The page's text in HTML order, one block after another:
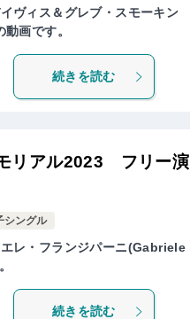
ヴィス＆グレブ・スモーキン
画です。
続きを読む
リアル2023 フリー演
シングル
レ・フランジパーニ(Gabriele
続きを読む